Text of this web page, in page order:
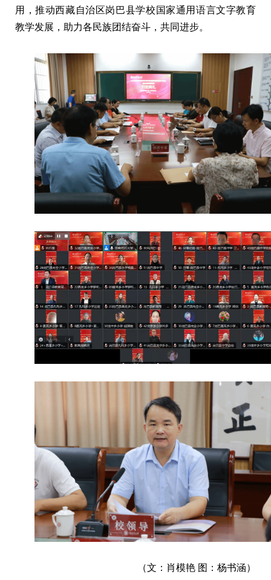
用，推动西藏自治区岗巴县学校国家通用语言文字教育
教学发展，助力各民族团结奋斗，共同进步。
（文：肖模艳 图：杨书涵）